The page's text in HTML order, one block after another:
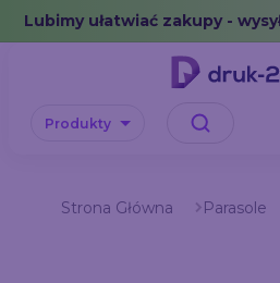
Error: No data in cache or
Lubimy ułatwiać zakupy -
Produkty
Strona Główna Parasole